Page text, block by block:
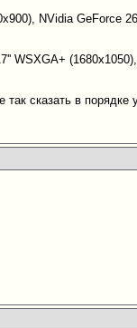
NVidia GeForce
WSXGA+
сказать в порядке